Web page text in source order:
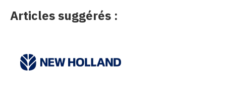
Articles suggérés :